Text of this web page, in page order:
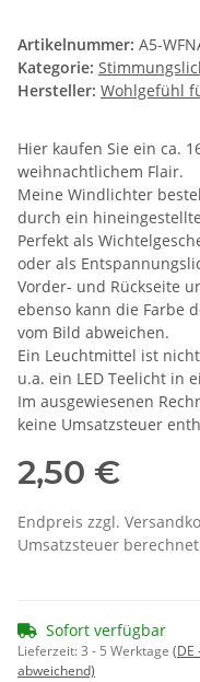
Artikelnummer: A5-
Kategorie:
Hersteller: Wohlgefühl
Hier kaufen Sie ein ca.
weihnachtlichem Flair.
Meine Windlichter
durch ein
Perfekt als
oder als
Vorder- und Rückseite
ebenso kann die Farbe
vom Bild abweichen.
Ein Leuchtmittel ist
u.a. ein LED Teelicht in
Im ausgewiesenen
keine Umsatzsteuer
2,50 €
Endpreis zzgl.
Umsatzsteuer
Sofort verfügbar
Lieferzeit:3 - 5 Werktage (DE
abweichend)